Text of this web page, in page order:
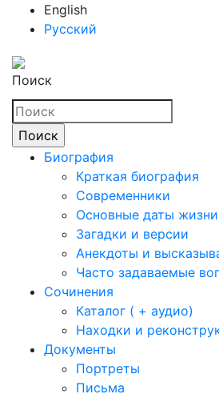
English
Русский
Поиск
Биография
Краткая биография
Современники
Основные даты жизни
Загадки и версии
Анекдоты и
Часто задаваемые
Сочинения
Каталог ( + аудио)
Находки и
Документы
Портреты
Письма